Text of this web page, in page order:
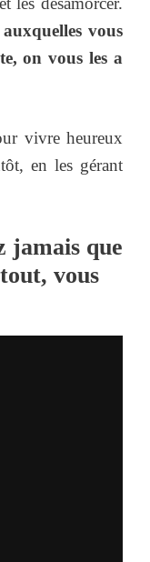
vous
on vous les a
vivre heureux
en les gérant
jamais que
vous